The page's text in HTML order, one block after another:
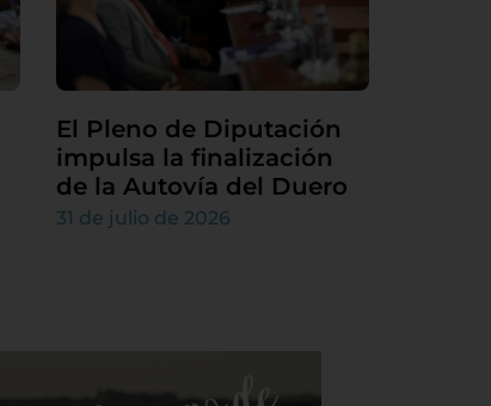
El Pleno de Diputación
impulsa la finalización
de la Autovía del Duero
31 de julio de 2026